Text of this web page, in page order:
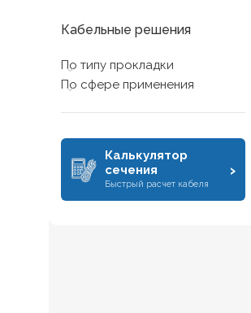
Кабельные решения
По типу прокладки
По сфере применения
Калькулятор
сечения
Быстрый расчет кабеля
›